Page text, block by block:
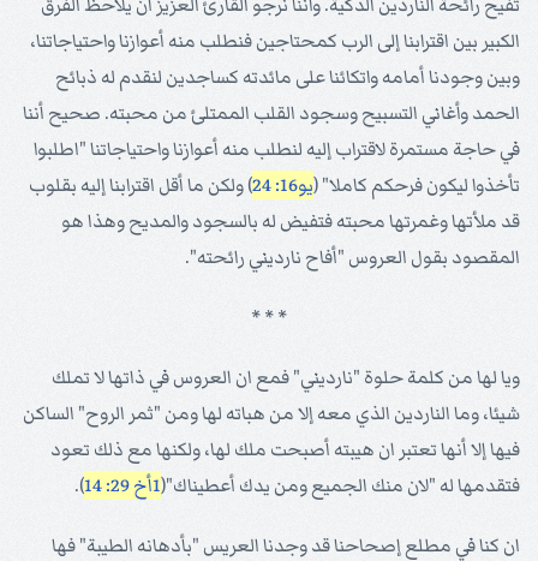
الكبير بين اقترابنا إلى الرب كمحتاجين فنطلب منه أعوازنا واحتياجاتنا،
وبين وجودنا أمامه واتكائنا على مائدته كساجدين لنقدم له ذبائح
الحمد وأغاني التسبيح وسجود القلب الممتلئ من محبته. صحيح أننا
في حاجة مستمرة لاقتراب إليه لنطلب منه أعوازنا واحتياجاتنا "اطلبوا
تأخذوا ليكون فرحكم كاملا" (يو16: 24
) ولكن ما أقل اقترابنا إليه بقلوب
قد ملأتها وغمرتها محبته فتفيض له بالسجود والمديح وهذا هو
المقصود بقول العروس "أفاح نارديني رائحته".
* * *
ويا لها من كلمة حلوة "نارديني" فمع ان العروس في ذاتها لا تملك
شيئا، وما الناردين الذي معه إلا من هباته لها ومن "ثمر الروح" الساكن
فيها إلا أنها تعتبر ان هيبته أصبحت ملك لها، ولكنها مع ذلك تعود
فتقدمها له "لان منك الجميع ومن يدك أعطيناك"(1أخ 29: 14 ).
ان كنا في مطلع إصحاحنا قد وجدنا العريس "بأدهانه الطيبة" فها